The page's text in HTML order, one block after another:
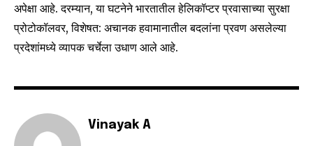
अपेक्षा आहे. दरम्यान, या घटनेने भारतातील हेलिकॉप्टर प्रवासाच्या सुरक्षा
प्रोटोकॉलवर, विशेषत: अचानक हवामानातील बदलांना प्रवण असलेल्या
प्रदेशांमध्ये व्यापक चर्चेला उधाण आले आहे.
Vinayak A